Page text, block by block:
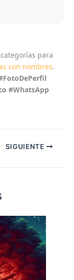
para
con nombres.
#WhatsApp
SIGUIENTE